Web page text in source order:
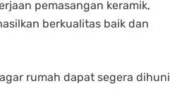
pemasangan keramik,
berkualitas baik dan
rumah dapat segera dihuni